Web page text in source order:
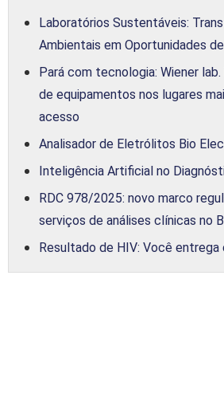
Laboratórios Sustentáveis:
Ambientais em Oportunidades
Pará com tecnologia: Wiener
de equipamentos nos lugares
acesso
Analisador de Eletrólitos Bio
Inteligência Artificial no
RDC 978/2025: novo marco
serviços de análises clínicas no
Resultado de HIV: Você entrega